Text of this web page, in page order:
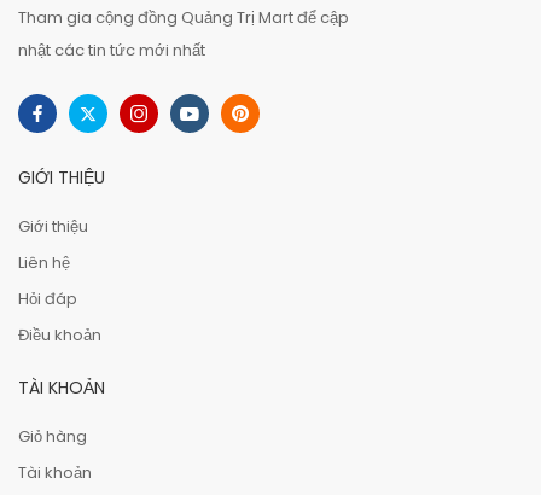
Tham gia cộng đồng Quảng Trị Mart để cập
nhật các tin tức mới nhất
GIỚI THIỆU
Giới thiệu
Liên hệ
Hỏi đáp
Điều khoản
TÀI KHOẢN
Giỏ hàng
Tài khoản